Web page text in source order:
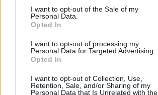
consent section.
I want to opt-out of the Sale of my
Personal Data.
Opted In
I want to opt-out of processing my
Personal Data for Targeted Advertising.
Opted In
I want to opt-out of Collection, Use,
Retention, Sale, and/or Sharing of my
Personal Data that Is Unrelated with the
NÉPSZERŰ CÍMKÉK
#MNB